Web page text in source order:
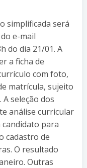
simplificada será
e-mail
do dia 21/01. A
a ficha de
com foto,
matrícula, sujeito
seleção dos
análise curricular
para
cadastro de
O resultado
Outras